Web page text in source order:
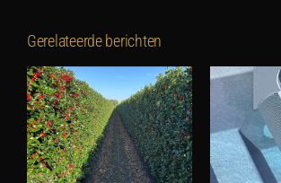
Gerelateerde berichten